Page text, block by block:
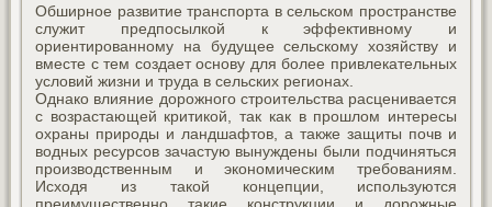
Обширное развитие транспорта в сельском пространстве
служит предпосылкой к эффективному и
ориентированному на будущее сельскому хозяйству и
вместе с тем создает основу для более привлекательных
условий жизни и труда в сельских регионах.
Однако влияние дорожного строительства расценивается
с возрастающей критикой, так как в прошлом интересы
охраны природы и ландшафтов, а также защиты почв и
водных ресурсов зачастую вынуждены были подчиняться
производственным и экономическим требованиям.
Исходя из такой концепции, используются
преимущественно такие конструкции и дорожные